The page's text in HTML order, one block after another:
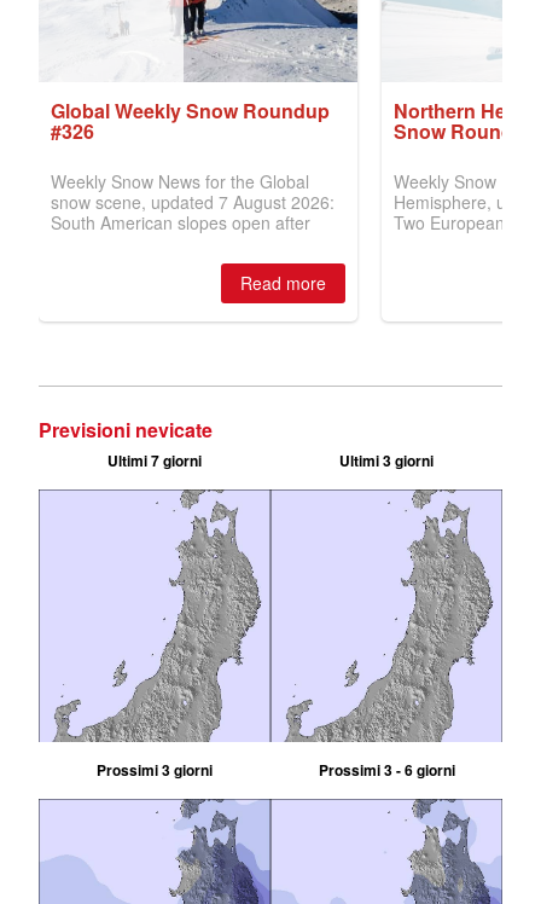
Previsioni nevicate
Ultimi 7 giorni Ultimi 3 giorni
Prossimi 3 giorni Prossimi 3 - 6 giorni